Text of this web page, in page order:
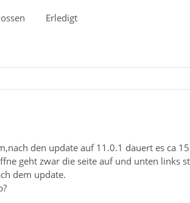
Erledigt
den update auf 11.0.1 dauert es ca
geht zwar die seite auf und unten links
dem update.